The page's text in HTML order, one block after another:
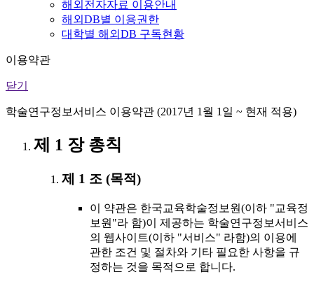
해외전자자료 이용안내
해외DB별 이용권한
대학별 해외DB 구독현황
이용약관
닫기
학술연구정보서비스 이용약관 (2017년 1월 1일 ~ 현재 적용)
제 1 장 총칙
제 1 조 (목적)
이 약관은 한국교육학술정보원(이하 "교육정
보원"라 함)이 제공하는 학술연구정보서비스
의 웹사이트(이하 "서비스" 라함)의 이용에
관한 조건 및 절차와 기타 필요한 사항을 규
정하는 것을 목적으로 합니다.